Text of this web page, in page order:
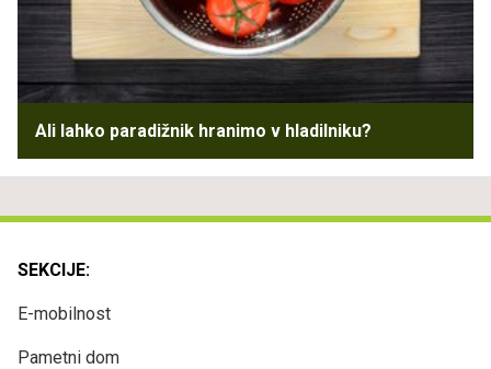
Ali lahko paradižnik hranimo v hladilniku?
SEKCIJE:
E-mobilnost
Pametni dom